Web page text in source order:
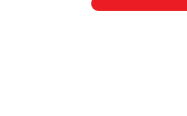
S/ 25.90